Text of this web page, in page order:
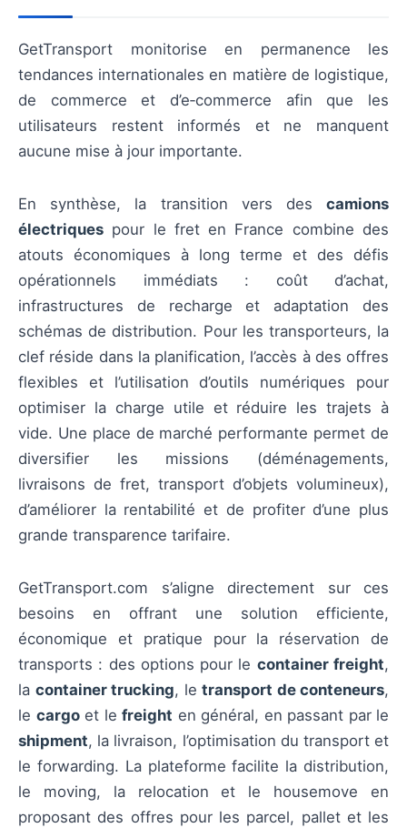
GetTransport monitorise en permanence les
tendances internationales en matière de logistique,
de commerce et d’e‑commerce afin que les
utilisateurs restent informés et ne manquent
aucune mise à jour importante.
En synthèse, la transition vers des camions
électriques pour le fret en France combine des
atouts économiques à long terme et des défis
opérationnels immédiats : coût d’achat,
infrastructures de recharge et adaptation des
schémas de distribution. Pour les transporteurs, la
clef réside dans la planification, l’accès à des offres
flexibles et l’utilisation d’outils numériques pour
optimiser la charge utile et réduire les trajets à
vide. Une place de marché performante permet de
diversifier les missions (déménagements,
livraisons de fret, transport d’objets volumineux),
d’améliorer la rentabilité et de profiter d’une plus
grande transparence tarifaire.
GetTransport.com s’aligne directement sur ces
besoins en offrant une solution efficiente,
économique et pratique pour la réservation de
transports : des options pour le container freight,
la container trucking, le transport de conteneurs,
le cargoet le freight en général, en passant par le
shipment, la livraison, l’optimisation du transport et
le forwarding. La plateforme facilite la distribution,
le moving, la relocation et le housemove en
proposant des offres pour les parcel, pallet et les